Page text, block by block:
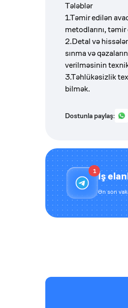
Tələblər
1.Təmir edilən
metodlarını,
2.Detal və
sınma və
verilməsinin
3.Təhlükəsizlik
bilmək.
Dostunla paylaş:
1 İş
Ən son